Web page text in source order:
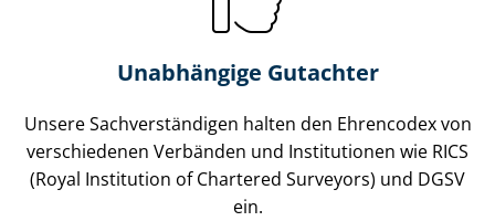
Unabhängige Gutachter
Unsere Sach­ver­stän­di­gen halten den Ehrencodex von
verschiedenen Verbänden und Institutionen wie RICS
(Royal Institution of Chartered Surveyors) und DGSV
ein.